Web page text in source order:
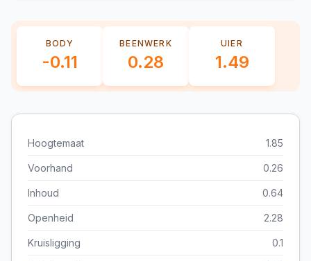
BODY
-0.11
BEENWERK
0.28
UIER
1.49
Hoogtemaat 1.85
Voorhand 0.26
Inhoud 0.64
Openheid 2.28
Kruisligging 0.1